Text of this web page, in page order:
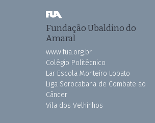
Fundação Ubaldino do
Amaral
www.fua.org.br
Colégio Politécnico
Lar Escola Monteiro Lobato
Liga Sorocabana de Combate ao
Câncer
Vila dos Velhinhos